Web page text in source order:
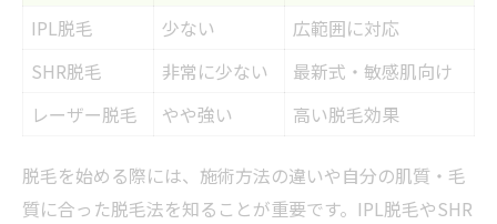
IPL脱毛
少ない
広範囲に対応
SHR脱毛
非常に少ない
最新式・敏感肌向け
レーザー脱毛
やや強い 高い脱毛効果
脱毛を始める際には、施術方法の違いや自分の肌質・毛
質に合った脱毛法を知ることが重要です。IPL脱毛やSHR